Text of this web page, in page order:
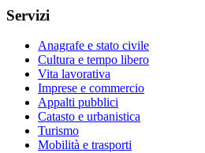
Servizi
Anagrafe e stato civile
Cultura e tempo libero
Vita lavorativa
Imprese e commercio
Appalti pubblici
Catasto e urbanistica
Turismo
Mobilità e trasporti